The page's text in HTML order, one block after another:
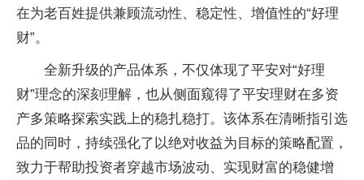
在为老百姓提供兼顾流动性、稳定性、增值性的“好理
财”。
全新升级的产品体系，不仅体现了平安对“好理
财”理念的深刻理解，也从侧面窥得了平安理财在多资
产多策略探索实践上的稳扎稳打。该体系在清晰指引选
品的同时，持续强化了以绝对收益为目标的策略配置，
致力于帮助投资者穿越市场波动、实现财富的稳健增